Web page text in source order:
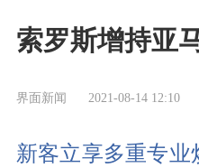
索罗斯增持亚
界面新闻 2021-08-14 12:10
新客立享多重专业